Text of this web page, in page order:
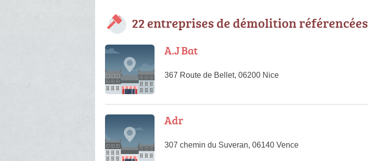
22 entreprises de démolition référencées
A.J Bat
367 Route de Bellet, 06200 Nice
Adr
307 chemin du Suveran, 06140 Vence